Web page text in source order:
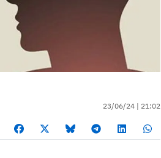
23/06/24 | 21:02